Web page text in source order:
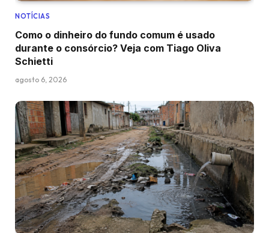
NOTÍCIAS
Como o dinheiro do fundo comum é usado
durante o consórcio? Veja com Tiago Oliva
Schietti
agosto 6, 2026